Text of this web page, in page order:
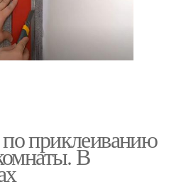
приклеиванию
В